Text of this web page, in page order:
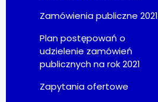
Zamówienia publiczne 2021
Plan postępowań o
udzielenie zamówień
publicznych na rok 2021
Zapytania ofertowe